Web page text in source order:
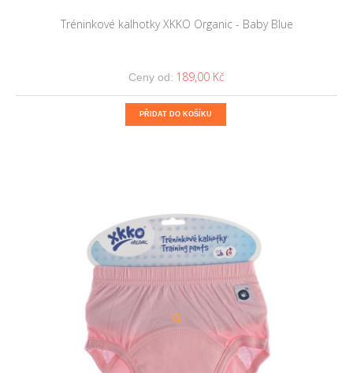
Tréninkové kalhotky XKKO Organic - Baby Blue
Ceny od: 189,00 Kč
PŘIDAT DO KOŠÍKU